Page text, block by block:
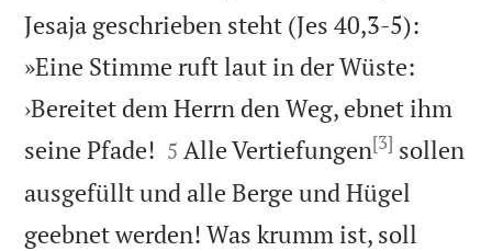
Jesaja geschrieben steht (Jes 40,3-5):
»Eine Stimme ruft laut in der Wüste:
›Bereitet dem Herrn den Weg, ebnet ihm
seine Pfade! 

5 Alle Vertiefungen[3] sollen
ausgefüllt und alle Berge und Hügel
geebnet werden! Was krumm ist, soll